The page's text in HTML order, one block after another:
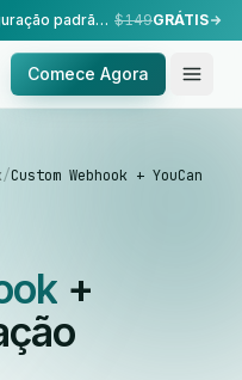
Configuração feita para você — configuração padrão, realizada pela nossa equipe. $149GRÁTIS
Comece Agora
/Custom Webhook + YouCan
+